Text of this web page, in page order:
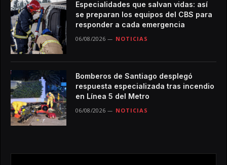
Especialidades que salvan vidas: así
se preparan los equipos del CBS para
responder a cada emergencia
06/08/2026 NOTICIAS
Bomberos de Santiago desplegó
respuesta especializada tras incendio
en Línea 5 del Metro
06/08/2026 NOTICIAS